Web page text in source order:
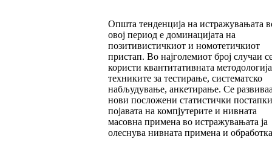
Општа тенденција на истражувањата
овој период е доминацијата на
позитивистичкиот и номотетичкиот
пристап. Во најголемиот број случаи
користи квантитативната
техниките за тестирање, систематско
набљудување, анкетирање. Се
нови посложени статистички
појавата на компјутерите и нивната
масовна примена во истражувањата ја
олеснува нивната примена и